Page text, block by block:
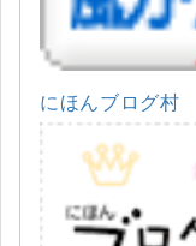
にほんブログ村